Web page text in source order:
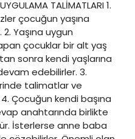
TALİMATLARI 1.
çocuğun yaşına
2. Yaşına uygun
çocuklar bir alt yaş
sonra kendi yaşlarına
edebilirler. 3.
talimatlar ve
Çocuğun kendi başına
anahtarında birlikte
İsterlerse anne baba